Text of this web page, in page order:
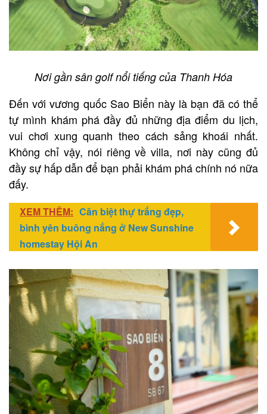
Nơi gần sân golf nổi tiếng của Thanh Hóa
Đến với vương quốc Sao Biển này là bạn đã có thể
tự mình khám phá đầy đủ những địa điểm du lịch,
vui chơi xung quanh theo cách sảng khoái nhất.
Không chỉ vậy, nói riêng về villa, nơi này cũng đủ
đầy sự hấp dẫn để bạn phải khám phá chính nó nữa
đấy.
XEM THÊM: Căn biệt thự trắng đẹp,
bình yên buông nắng ở New Sunshine
homestay Hội An